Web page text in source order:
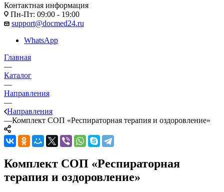
Контактная информация
Пн-Пт: 09:00 - 19:00
support@docmed24.ru
WhatsApp
Главная
—
Каталог
—
Направления
—
Направления
—Комплект СОП «Респираторная терапия и оздоровление»
Комплект СОП «Респираторная
терапия и оздоровление»